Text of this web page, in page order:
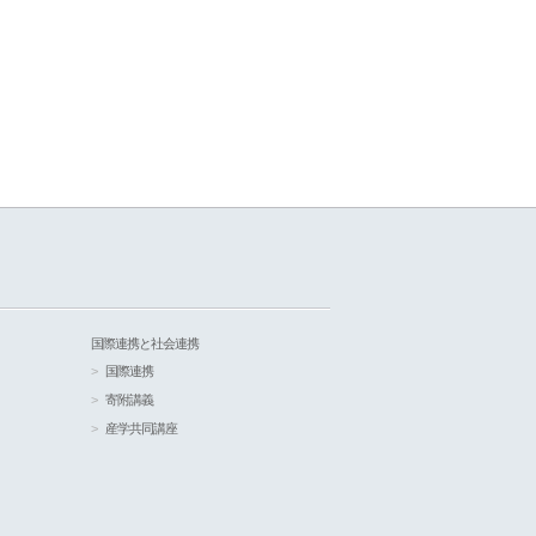
国際連携と社会連携
国際連携
寄附講義
産学共同講座